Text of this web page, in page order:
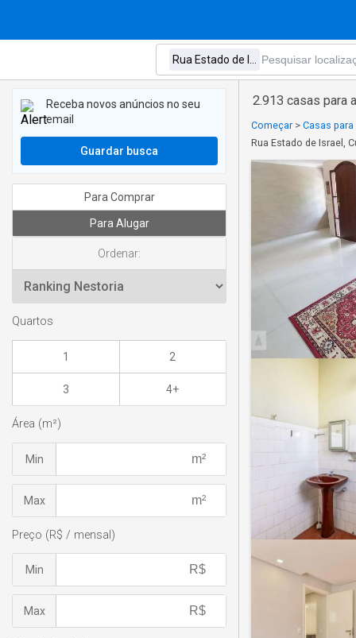
2.913 casas para
Começar > Casas
Rua Estado de Israel,
Receba novos anúncios no seu
email
Guardar busca
Para Comprar
Para Alugar
Ordenar:
Quartos
1 2
3 4+
Área (m²)
Min
Max
Preço (R$ / mensal)
Min
Max